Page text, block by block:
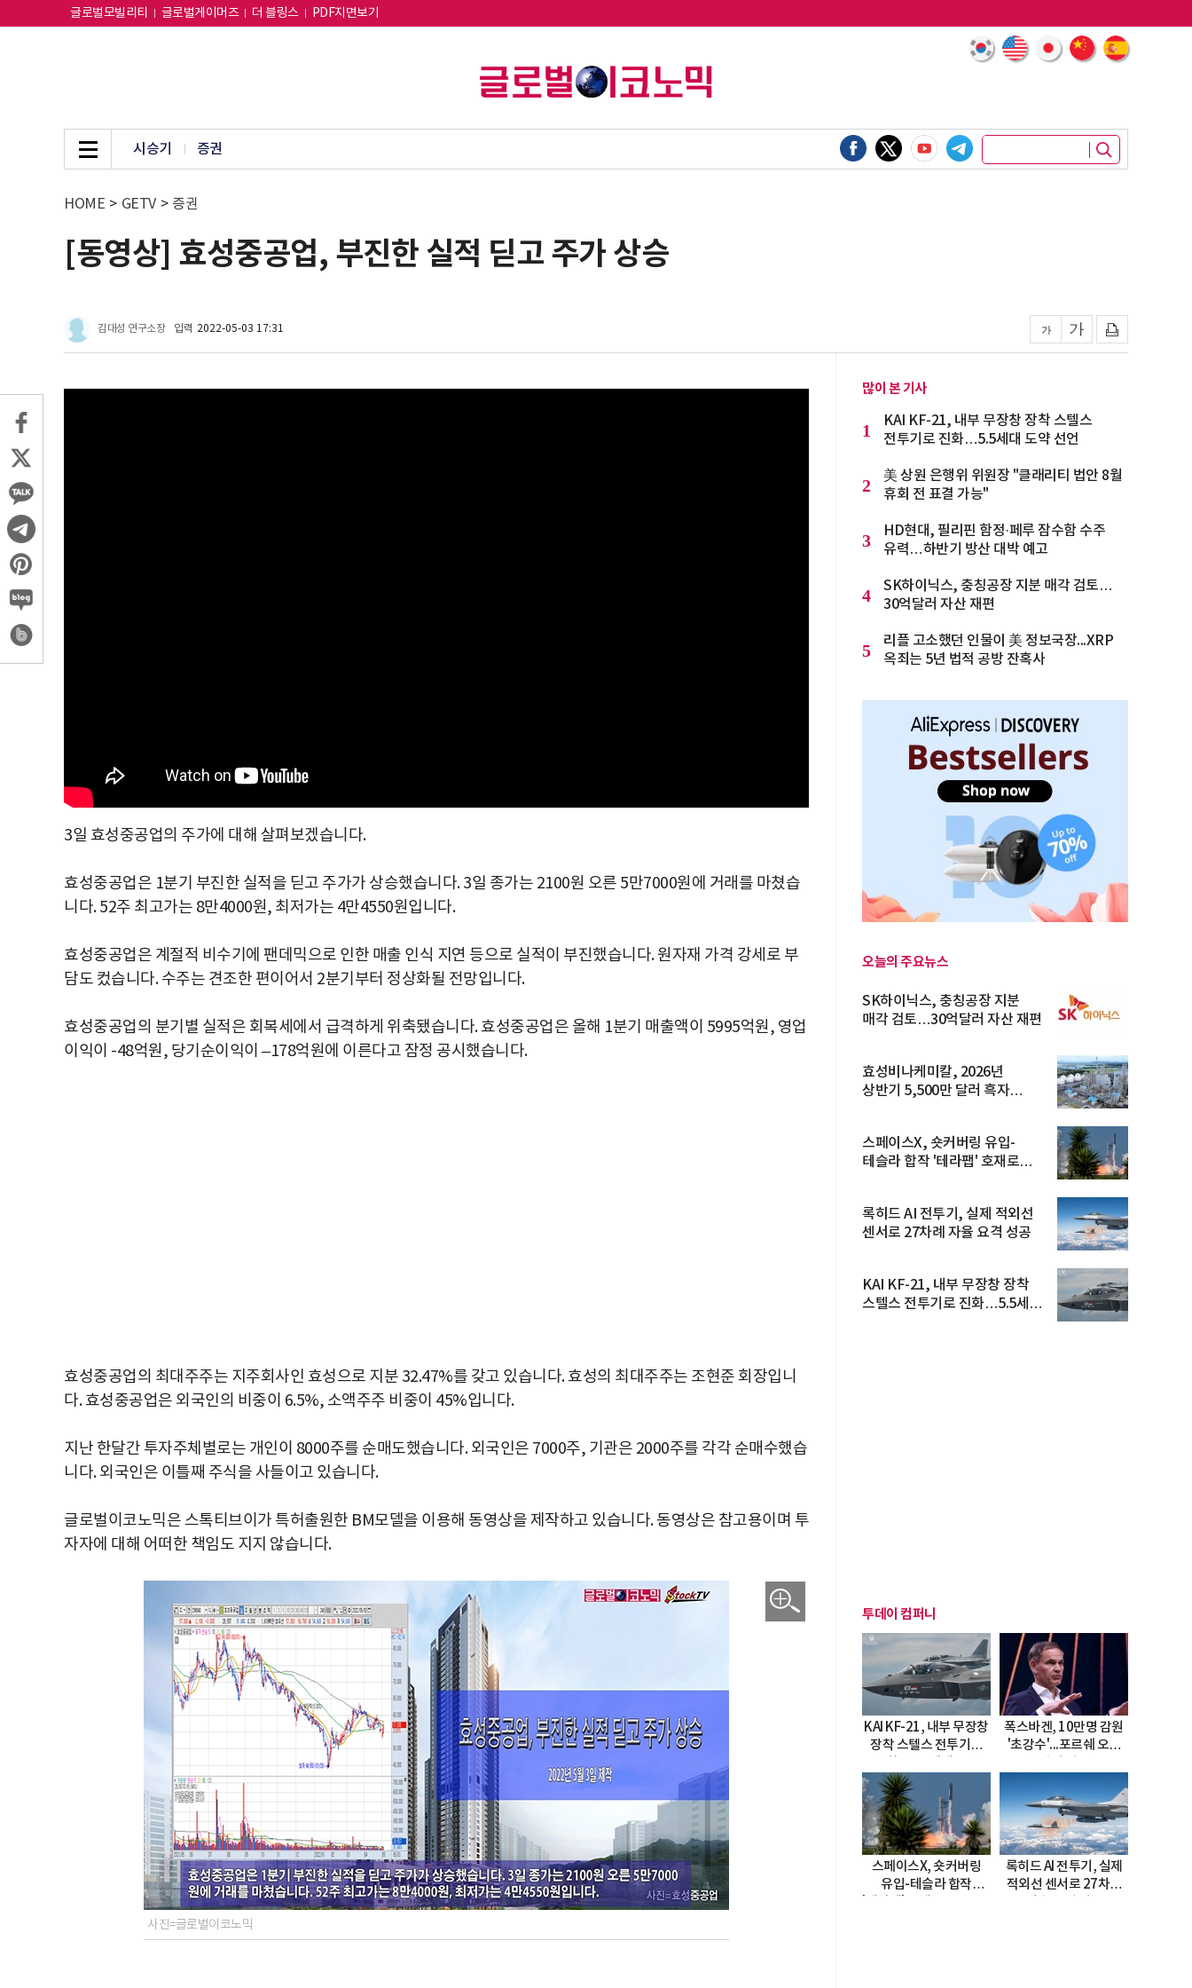
글로벌모빌리티 글로벌게이머즈 더 블링스 PDF지면보기
시승기 증권
HOME > GETV > 증권
[동영상] 효성중공업, 부진한 실적 딛고 주가 상승
김대성 연구소장 입력 2022-05-03 17:31
3일 효성중공업의 주가에 대해 살펴보겠습니다.
효성중공업은 1분기 부진한 실적을 딛고 주가가 상승했습니다. 3일 종가는 2100원 오른 5만7000원에 거래를 마쳤습
니다. 52주 최고가는 8만4000원, 최저가는 4만4550원입니다.
효성중공업은 계절적 비수기에 팬데믹으로 인한 매출 인식 지연 등으로 실적이 부진했습니다. 원자재 가격 강세로 부
담도 컸습니다. 수주는 견조한 편이어서 2분기부터 정상화될 전망입니다.
효성중공업의 분기별 실적은 회복세에서 급격하게 위축됐습니다. 효성중공업은 올해 1분기 매출액이 5995억원, 영업
이익이 -48억원, 당기순이익이 –178억원에 이른다고 잠정 공시했습니다.
효성중공업의 최대주주는 지주회사인 효성으로 지분 32.47%를 갖고 있습니다. 효성의 최대주주는 조현준 회장입니
다. 효성중공업은 외국인의 비중이 6.5%, 소액주주 비중이 45%입니다.
지난 한달간 투자주체별로는 개인이 8000주를 순매도했습니다. 외국인은 7000주, 기관은 2000주를 각각 순매수했습
니다. 외국인은 이틀째 주식을 사들이고 있습니다.
글로벌이코노믹은 스톡티브이가 특허출원한 BM모델을 이용해 동영상을 제작하고 있습니다. 동영상은 참고용이며 투
자자에 대해 어떠한 책임도 지지 않습니다.
사진=글로벌이코노믹
많이 본 기사
1
KAI KF-21, 내부 무장창 장착 스텔스
전투기로 진화…5.5세대 도약 선언
2
美 상원 은행위 위원장 "클래리티 법안 8월
휴회 전 표결 가능"
3
HD현대, 필리핀 함정·페루 잠수함 수주
유력…하반기 방산 대박 예고
4
SK하이닉스, 충칭공장 지분 매각 검토…
30억달러 자산 재편
5
리플 고소했던 인물이 美 정보국장...XRP
옥죄는 5년 법적 공방 잔혹사
오늘의 주요뉴스
SK하이닉스, 충칭공장 지분
매각 검토…30억달러 자산 재편
효성비나케미칼, 2026년
상반기 5,500만 달러 흑자
스페이스X, 숏커버링 유입-
테슬라 합작 '테라팹' 호재로
록히드 AI 전투기, 실제 적외선
센서로 27차례 자율 요격 성공
KAI KF-21, 내부 무장창 장착
스텔스 전투기로 진화…5.5세대
투데이 컴퍼니
KAI KF-21, 내부 무장창
장착 스텔스 전투기로
폭스바겐, 10만명 감원
'초강수'...포르쉐 오너
스페이스X, 숏커버링
유입-테슬라 합작
록히드 AI 전투기, 실제
적외선 센서로 27차례